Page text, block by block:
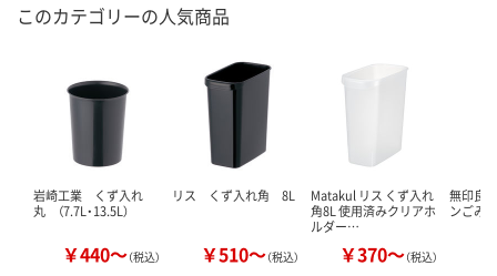
このカテゴリーの人気商品
岩崎工業 くず入れ
丸 （7.7L・13.5L）
￥440～（税込）
リス くず入れ角 8L
￥510～（税込）
Matakul リス くず入れ
角8L 使用済みクリアホ
ルダー…
￥370～（税込）
無印良
ンごみ箱